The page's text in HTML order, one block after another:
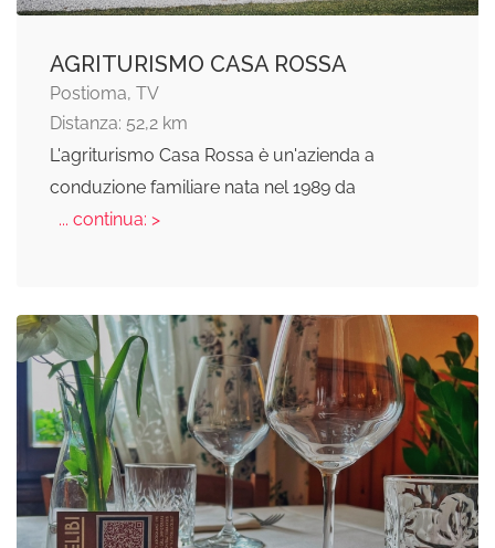
AGRITURISMO CASA ROSSA
Postioma, TV
Distanza: 52,2 km
L'agriturismo Casa Rossa è un'azienda a
conduzione familiare nata nel 1989 da
... continua: >